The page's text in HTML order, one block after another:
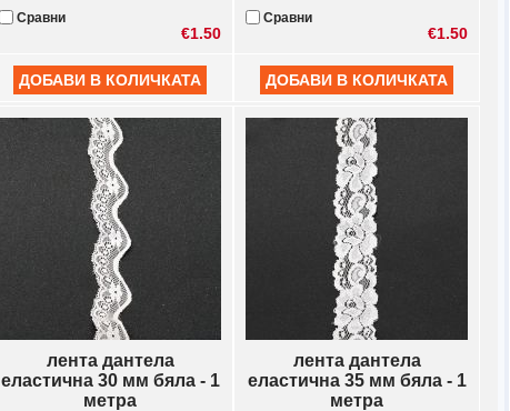
Сравни
€1.50
Сравни
€1.50
лента дантела
еластична 30 мм бяла - 1
метра
лента дантела
еластична 35 мм бяла - 1
метра